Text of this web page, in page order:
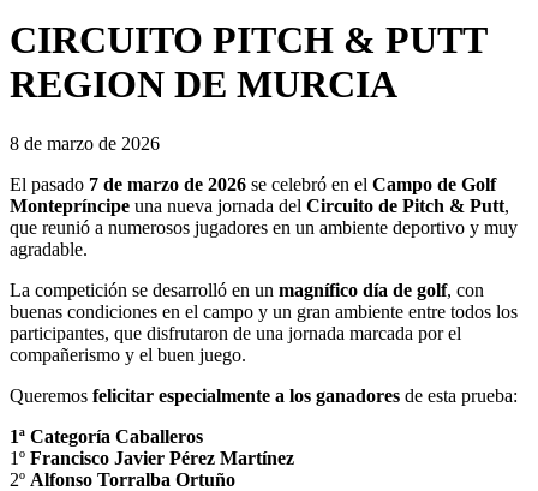
CIRCUITO PITCH & PUTT
REGION DE MURCIA
8 de marzo de 2026
El pasado 7 de marzo de 2026 se celebró en el Campo de Golf
Montepríncipe una nueva jornada del Circuito de Pitch & Putt,
que reunió a numerosos jugadores en un ambiente deportivo y muy
agradable.
La competición se desarrolló en un magnífico día de golf, con
buenas condiciones en el campo y un gran ambiente entre todos los
participantes, que disfrutaron de una jornada marcada por el
compañerismo y el buen juego.
Queremos felicitar especialmente a los ganadores de esta prueba:
1ª Categoría Caballeros
1º Francisco Javier Pérez Martínez
2º Alfonso Torralba Ortuño